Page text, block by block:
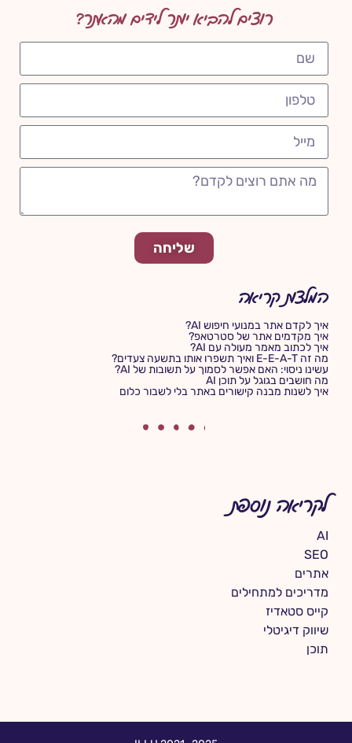
המלצות קריאה
איך לקדם אתר במנועי חיפוש AI?
איך מקדמים אתר של סטרטאפ?
איך לכתוב מאמר מעולה עם AI?
מה זה E-E-A-T ואיך תשפרו אותו בתשעה צעדים?
עשינו ניסוי: האם אפשר לסמוך על תשובות של AI?
מה חושבים בגוגל על תוכן AI
איך לשנות מבנה קישורים באתר בלי לשבור כלום
לקריאה נוספת
AI
SEO
אתרים
מדריכים למתחילים
קייס סטאדיז
שיווק דיגיטלי
תוכן
רוצים להביא יותר לידים מהאתר?
שליחה